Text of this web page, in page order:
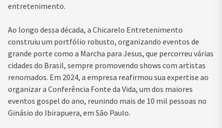
entretenimento.
Ao longo dessa década, a Chicarelo Entretenimento
construiu um portfólio robusto, organizando eventos de
grande porte como a Marcha para Jesus, que percorreu várias
cidades do Brasil, sempre promovendo shows com artistas
renomados. Em 2024, a empresa reafirmou sua expertise ao
organizar a Conferência Fonte da Vida, um dos maiores
eventos gospel do ano, reunindo mais de 10 mil pessoas no
Ginásio do Ibirapuera, em São Paulo.